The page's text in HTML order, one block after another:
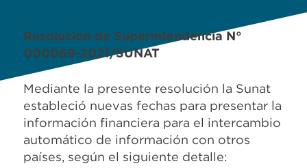
Resolución de Superintendencia N°
000069-2021/SUNAT
Mediante la presente resolución la Sunat
estableció nuevas fechas para presentar la
información financiera para el intercambio
automático de información con otros
países, según el siguiente detalle: